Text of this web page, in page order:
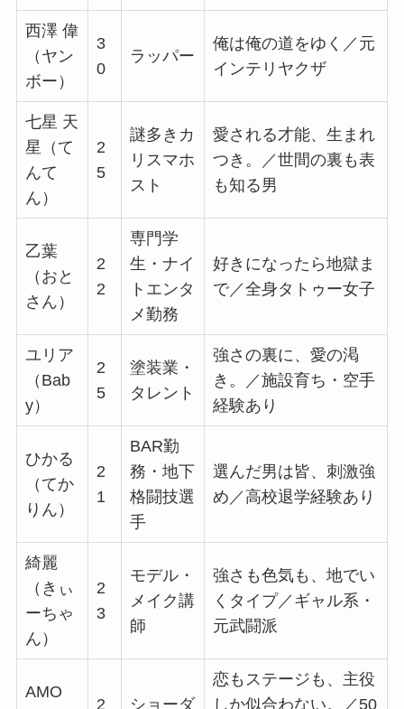
西澤 偉
（ヤン
ボー）
3
0
ラッパー
俺は俺の道をゆく／元
インテリヤクザ
七星 天
星（て
んて
ん）
2
5
謎多きカ
リスマホ
スト
愛される才能、生まれ
つき。／世間の裏も表
も知る男
乙葉
（おと
さん）
2
2
専門学
生・ナイ
トエンタ
メ勤務
好きになったら地獄ま
で／全身タトゥー女子
ユリア
（Bab
y）
2
5
塗装業・
タレント
強さの裏に、愛の渇
き。／施設育ち・空手
経験あり
ひかる
（てか
りん）
2
1
BAR勤
務・地下
格闘技選
手
選んだ男は皆、刺激強
め／高校退学経験あり
綺麗
（きぃ
ーちゃ
ん）
2
3
モデル・
メイク講
師
強さも色気も、地でい
くタイプ／ギャル系・
元武闘派
AMO
2 ショーダ
恋もステージも、主役
しか似合わない。／50